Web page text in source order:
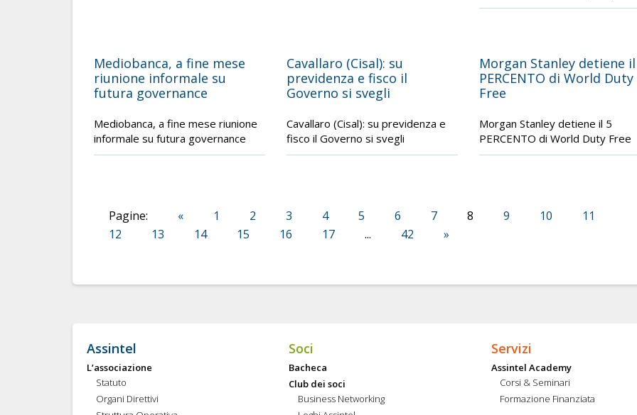
Mediobanca, a fine mese
riunione informale su
futura governance
Mediobanca, a fine mese riunione
informale su futura governance
Cavallaro (Cisal): su
previdenza e fisco il
Governo si svegli
Cavallaro (Cisal): su previdenza e
fisco il Governo si svegli
Morgan Stanley detiene
PERCENTO di World Duty
Free
Morgan Stanley detiene il 5
PERCENTO di World Duty Free
Pagine: « 1 2 3 4 5 6 7 8 9 10
11
12
13 14 15 16 17 ... 42 »
Assintel
L’associazione
Statuto
Organi Direttivi
Soci
Bacheca
Club dei soci
Business Networking
Servizi
Assintel Academy
Corsi & Seminari
Formazione Finanziata